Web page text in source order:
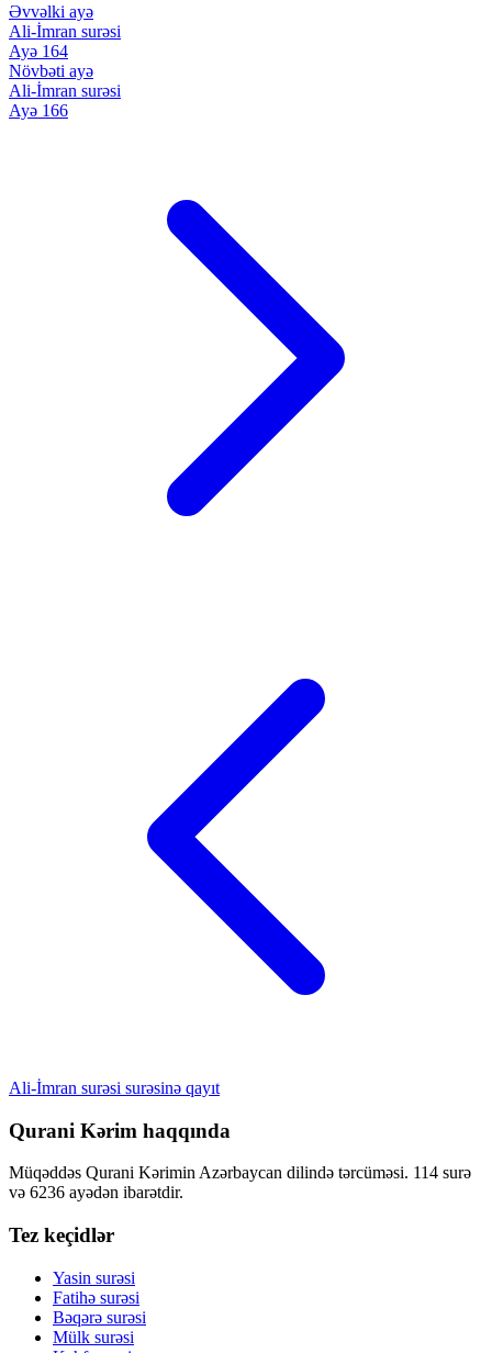
Əvvəlki ayə
Ali-İmran surəsi
Ayə 164
Növbəti ayə
Ali-İmran surəsi
Ayə 166
Ali-İmran surəsi surəsinə qayıt
Qurani Kərim haqqında
Müqəddəs Qurani Kərimin Azərbaycan dilində tərcüməsi. 114 surə
və 6236 ayədən ibarətdir.
Tez keçidlər
Yasin surəsi
Fatihə surəsi
Bəqərə surəsi
Mülk surəsi